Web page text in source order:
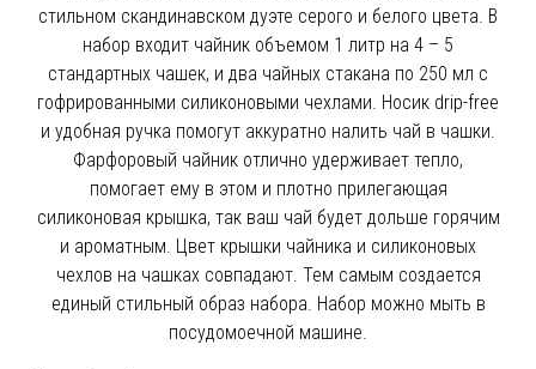
стильном скандинавском дуэте серого и белого цвета. В
набор входит чайник объемом 1 литр на 4 – 5
стандартных чашек, и два чайных стакана по 250 мл с
гофрированными силиконовыми чехлами. Носик drip-free
и удобная ручка помогут аккуратно налить чай в чашки.
Фарфоровый чайник отлично удерживает тепло,
помогает ему в этом и плотно прилегающая
силиконовая крышка, так ваш чай будет дольше горячим
и ароматным. Цвет крышки чайника и силиконовых
чехлов на чашках совпадают. Тем самым создается
единый стильный образ набора. Набор можно мыть в
посудомоечной машине.